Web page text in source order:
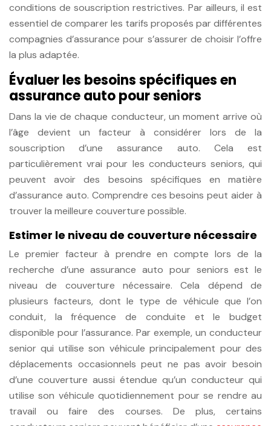
conditions de souscription restrictives. Par ailleurs, il est
essentiel de comparer les tarifs proposés par différentes
compagnies d’assurance pour s’assurer de choisir l’offre
la plus adaptée.
Évaluer les besoins spécifiques en
assurance auto pour seniors
Dans la vie de chaque conducteur, un moment arrive où
l’âge devient un facteur à considérer lors de la
souscription d’une assurance auto. Cela est
particulièrement vrai pour les conducteurs seniors, qui
peuvent avoir des besoins spécifiques en matière
d’assurance auto. Comprendre ces besoins peut aider à
trouver la meilleure couverture possible.
Estimer le niveau de couverture nécessaire
Le premier facteur à prendre en compte lors de la
recherche d’une assurance auto pour seniors est le
niveau de couverture nécessaire. Cela dépend de
plusieurs facteurs, dont le type de véhicule que l’on
conduit, la fréquence de conduite et le budget
disponible pour l’assurance. Par exemple, un conducteur
senior qui utilise son véhicule principalement pour des
déplacements occasionnels peut ne pas avoir besoin
d’une couverture aussi étendue qu’un conducteur qui
utilise son véhicule quotidiennement pour se rendre au
travail ou faire des courses. De plus, certains